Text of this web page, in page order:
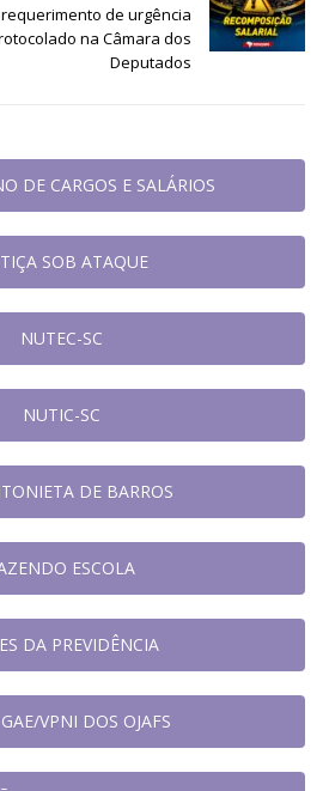
de urgência
na Câmara dos
Deputados
DE CARGOS E SALÁRIOS
SOB ATAQUE
NUTEC-SC
NUTIC-SC
DE BARROS
ESCOLA
DA PREVIDÊNCIA
VPNI DOS OJAFS